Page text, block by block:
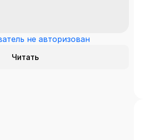
не авторизован
Читать